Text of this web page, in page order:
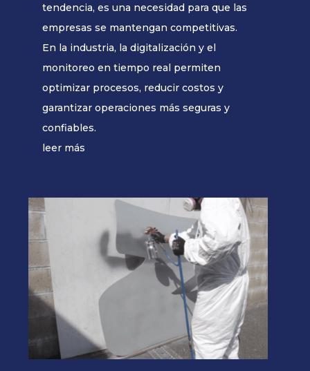
tendencia, es una necesidad para que las
empresas se mantengan competitivas.
En la industria, la digitalización y el
monitoreo en tiempo real permiten
optimizar procesos, reducir costos y
garantizar operaciones más seguras y
confiables.
leer más